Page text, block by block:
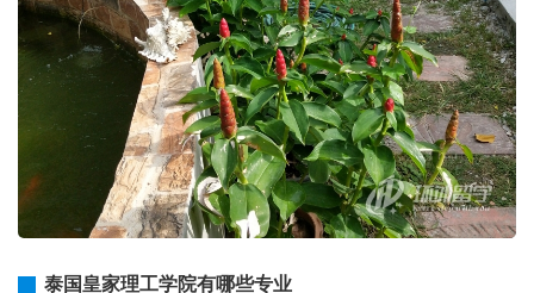
泰国皇家理工学院有哪些专业